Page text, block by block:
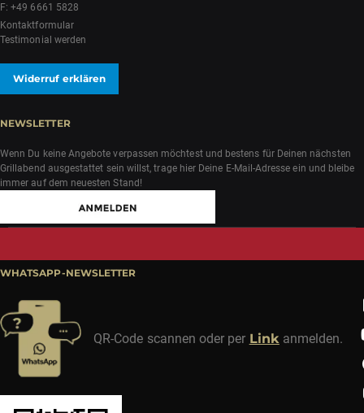
F: +49 6661 5828
Kontaktformular
Testimonial werden
Widerruf erklären
NEWSLETTER
Wenn Du keine Angebote verpassen möchtest und bestens für Deinen nächsten
Grillabend ausgestattet sein willst, trage hier Deine E-Mail-Adresse ein und bleibe
immer auf dem neuesten Stand!
WHATSAPP-NEWSLETTER
QR-Code scannen oder per Linkanmelden.